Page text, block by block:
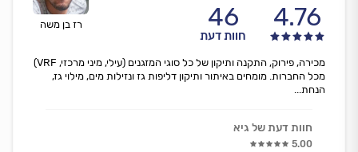
רז בן משה 4.76
46
חוות דעת
מכירה, פירוק, התקנה ותיקון של כל סוגי המזגנים (עילי, מיני מרכזי, VRF)
מכל החברות. מומחים באיתור ותיקון דליפות גז ונזילות מים, מילוי גז,
הנחת...
חוות דעת של גיא
5.00